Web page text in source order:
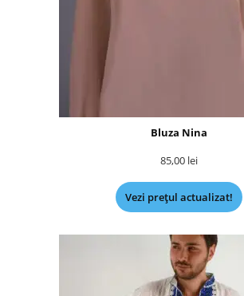
Bluza Nina
85,00 lei
Vezi prețul actualizat!